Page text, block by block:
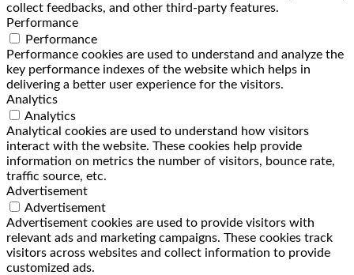
collect feedbacks, and other third-party features.
Performance
Performance
Performance cookies are used to understand and analyze the
key performance indexes of the website which helps in
delivering a better user experience for the visitors.
Analytics
Analytics
Analytical cookies are used to understand how visitors
interact with the website. These cookies help provide
information on metrics the number of visitors, bounce rate,
traffic source, etc.
Advertisement
Advertisement
Advertisement cookies are used to provide visitors with
relevant ads and marketing campaigns. These cookies track
visitors across websites and collect information to provide
customized ads.